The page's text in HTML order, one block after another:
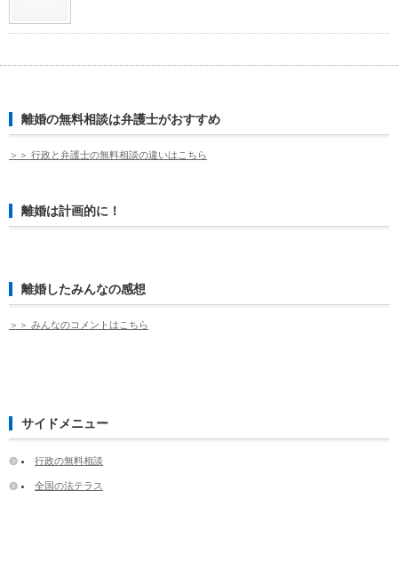
離婚の無料相談は弁護士がおすすめ
＞＞ 行政と弁護士の無料相談の違いはこちら
離婚は計画的に！
離婚したみんなの感想
＞＞ みんなのコメントはこちら
サイドメニュー
行政の無料相談
全国の法テラス